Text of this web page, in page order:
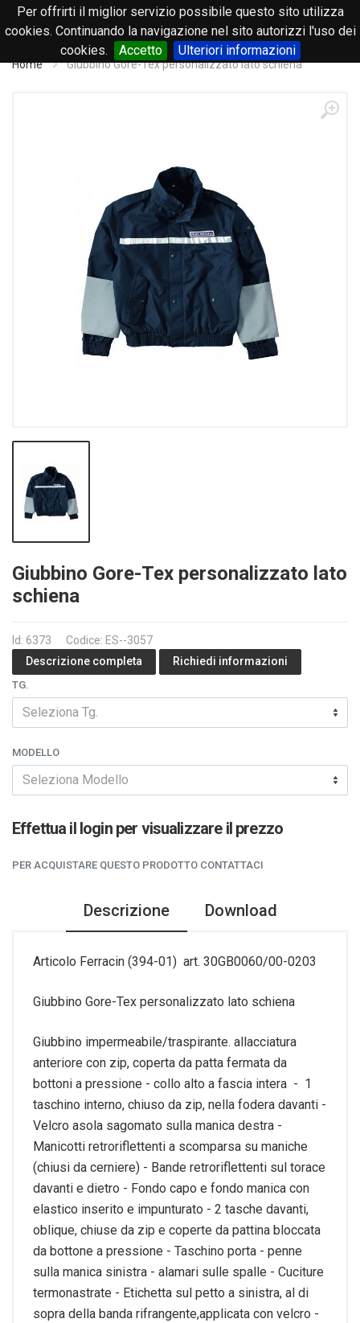
Per offrirti il miglior servizio possibile questo sito utilizza
cookies. Continuando la navigazione nel sito autorizzi l'uso dei
cookies.
Accetto Ulteriori informazioni
0
Home Giubbino Gore-Tex personalizzato lato schiena
Giubbino Gore-Tex personalizzato lato
schiena
Id: 6373
Codice: ES--3057
Descrizione completa
Richiedi informazioni
TG.
Seleziona Tg.
MODELLO
Seleziona Modello
Effettua il login per visualizzare il prezzo
PER ACQUISTARE QUESTO PRODOTTO CONTATTACI
Descrizione Download
Articolo Ferracin (394-01) art. 30GB0060/00-0203
Giubbino Gore-Tex personalizzato lato schiena
Giubbino impermeabile/traspirante. allacciatura
anteriore con zip, coperta da patta fermata da
bottoni a pressione - collo alto a fascia intera - 1
taschino interno, chiuso da zip, nella fodera davanti -
Velcro asola sagomato sulla manica destra -
Manicotti retroriflettenti a scomparsa su maniche
(chiusi da cerniere) - Bande retroriflettenti sul torace
davanti e dietro - Fondo capo e fondo manica con
elastico inserito e impunturato - 2 tasche davanti,
oblique, chiuse da zip e coperte da pattina bloccata
da bottone a pressione - Taschino porta - penne
sulla manica sinistra - alamari sulle spalle - Cuciture
termonastrate - Etichetta sul petto a sinistra, al di
sopra della banda rifrangente,applicata con velcro -